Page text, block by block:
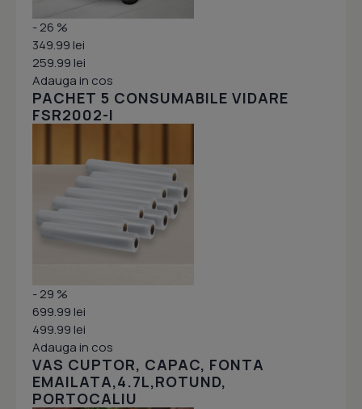
- 26 %
349.99 lei
259.99 lei
Adauga in cos
PACHET 5 CONSUMABILE VIDARE
FSR2002-I
- 29 %
699.99 lei
499.99 lei
Adauga in cos
VAS CUPTOR, CAPAC, FONTA
EMAILATA,4.7L,ROTUND,
PORTOCALIU